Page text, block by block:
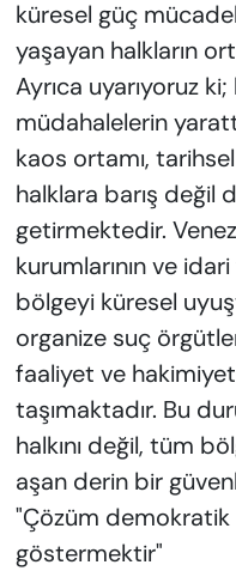
küresel güç
yaşayan halkların
Ayrıca uyarıyoruz
müdahalelerin
kaos ortamı,
halklara barış değil
getirmektedir.
kurumlarının ve
bölgeyi küresel
organize suç
faaliyet ve
taşımaktadır. Bu
halkını değil, tüm
aşan derin bir
"Çözüm demokratik
göstermektir"